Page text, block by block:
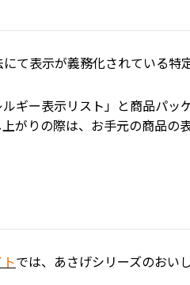
て表示が義務化されている
ギー表示リスト」と商品パ
がりの際は、お手元の商品の
では、あさげシリーズのおい